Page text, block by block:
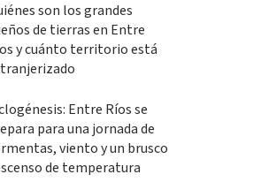
son los grandes
de tierras en Entre
y cuánto territorio está
Entre Ríos se
para una jornada de
viento y un brusco
de temperatura